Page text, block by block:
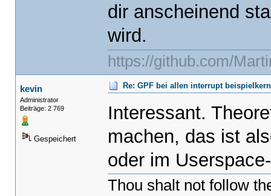
dir anscheinend
wird.
https://github.com/
kevin
Administrator
Beiträge: 2 769
Gespeichert
Re: GPF bei allen interrupt
Interessant.
machen, das ist
oder im
Thou shalt not follow